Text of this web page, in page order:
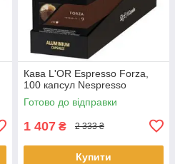
Кава L'OR Espresso Forza,
100 капсул Nespresso
Готово до відправки
1 407 ₴ 2 333 ₴
Купити